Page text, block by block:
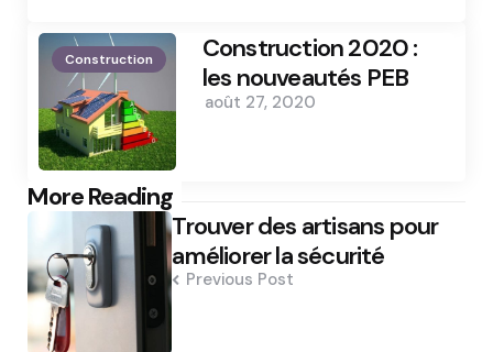
Construction
Construction 2020 :
les nouveautés PEB
août 27, 2020
More Reading
Post
navigation Trouver des artisans pour
améliorer la sécurité
Previous Post